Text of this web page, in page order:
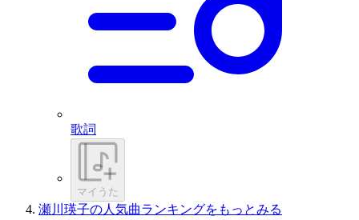
歌詞
マイうた
瀬川瑛子の人気曲ランキングをもっとみる